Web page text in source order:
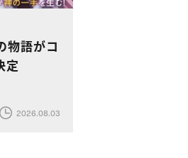
物語がコ
定
2026.08.03